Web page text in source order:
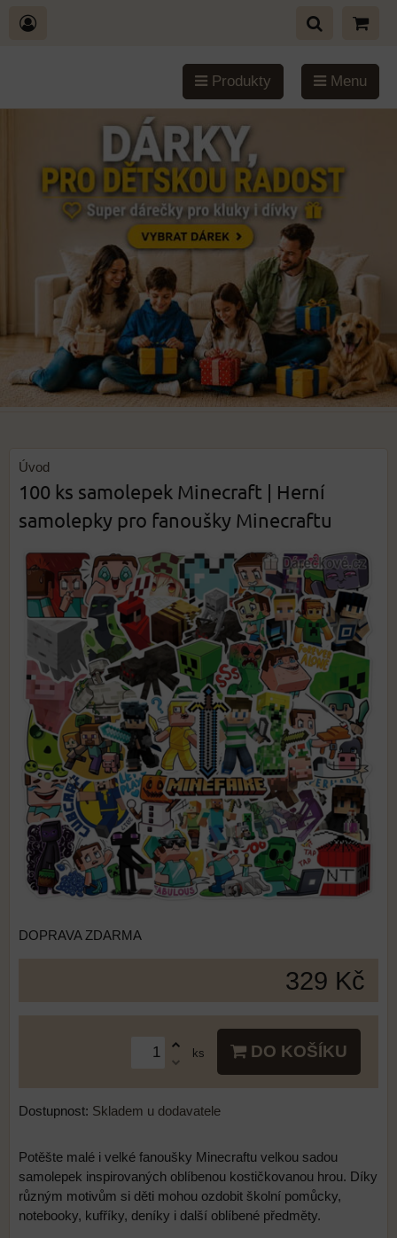
Produkty Menu
Úvod
100 ks samolepek Minecraft | Herní
samolepky pro fanoušky Minecraftu
DOPRAVA ZDARMA
329 Kč
ks DO KOŠÍKU
Dostupnost: Skladem u dodavatele
Potěšte malé i velké fanoušky Minecraftu velkou sadou
samolepek inspirovaných oblíbenou kostičkovanou hrou. Díky
různým motivům si děti mohou ozdobit školní pomůcky,
notebooky, kufříky, deníky i další oblíbené předměty.